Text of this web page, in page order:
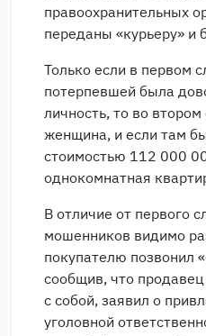
правоохранительных
переданы «курьеру» и
Только если в первом
потерпевшей была
личность, то во
женщина, и если там
стоимостью 112 000
однокомнатная
В отличие от первого
мошенников видимо
покупателю позвонил
сообщив, что
с собой, заявил о
уголовной